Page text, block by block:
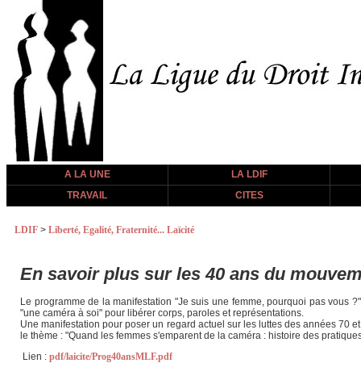
A LA UNE
LA LDIF
TRAVAIL
CITES
LDIF > Liberté, Egalité, Fraternité... Laïcité
En savoir plus sur les 40 ans du
Le programme de la manifestation "Je suis une femme, pourquoi pas vous
"une caméra à soi" pour libérer corps, paroles et représentations.
Une manifestation pour poser un regard actuel sur les luttes des années 70
le thème : "Quand les femmes s'emparent de la caméra : histoire des
Lien : pdf/laicite/Prog40ansMLF.pdf